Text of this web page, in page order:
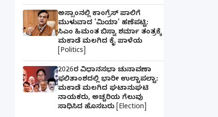
ಅಸ್ಸಾಂನಲ್ಲಿ ಕಾಂಗ್ರೆಸ್ ಪಾಲಿಗೆ
ಮುಳುವಾದ 'ಮಿಯಾ' ಹಣೆಪಟ್ಟಿ:
ಸಿಎಂ ಹಿಮಂತ ಬಿಸ್ವಾ ಶರ್ಮಾ ತಂತ್ರಕ್ಕೆ
ಮಕಾಡೆ ಮಲಗಿದ ಕೈ ಪಾಳೆಯ
[Politics]
2026ರ ವಿಧಾನಸಭಾ ಚುನಾವಣಾ
ಫಲಿತಾಂಶದಲ್ಲಿ ಭಾರೀ ಉಲ್ಟಾಪಲ್ಟಾ:
ಮಕಾಡೆ ಮಲಗಿದ ಘಟಾನುಘಟಿ
ನಾಯಕರು, ಅಚ್ಚರಿಯ ಗೆಲುವು
ಸಾಧಿಸಿದ ಹೊಸಬರು [Election]